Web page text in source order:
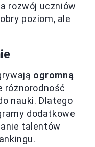
rozwój uczniów
poziom, ale
ogromną
różnorodność
nauki. Dlatego
dodatkowe
talentów